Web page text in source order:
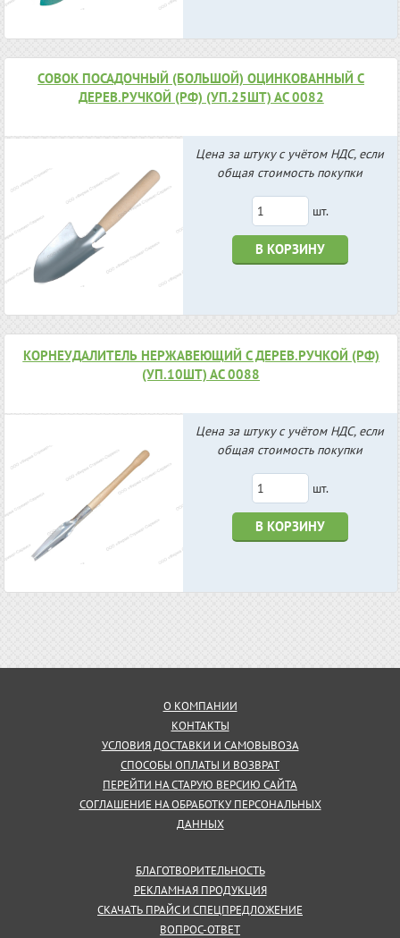
СОВОК ПОСАДОЧНЫЙ (БОЛЬШОЙ) ОЦИНКОВАННЫЙ С
ДЕРЕВ.РУЧКОЙ (РФ) (УП.25ШТ) АС 0082
Цена за штуку с учётом НДС, если
общая стоимость покупки
шт.
В КОРЗИНУ
КОРНЕУДАЛИТЕЛЬ НЕРЖАВЕЮЩИЙ С ДЕРЕВ.РУЧКОЙ (РФ)
(УП.10ШТ) АС 0088
Цена за штуку с учётом НДС, если
общая стоимость покупки
шт.
В КОРЗИНУ
О КОМПАНИИ
КОНТАКТЫ
УСЛОВИЯ ДОСТАВКИ И САМОВЫВОЗА
СПОСОБЫ ОПЛАТЫ И ВОЗВРАТ
ПЕРЕЙТИ НА СТАРУЮ ВЕРСИЮ САЙТА
СОГЛАШЕНИЕ НА ОБРАБОТКУ ПЕРСОНАЛЬНЫХ
ДАННЫХ
БЛАГОТВОРИТЕЛЬНОСТЬ
РЕКЛАМНАЯ ПРОДУКЦИЯ
СКАЧАТЬ ПРАЙС И СПЕЦПРЕДЛОЖЕНИЕ
ВОПРОС-ОТВЕТ